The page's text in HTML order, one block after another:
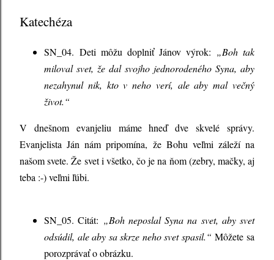
Katechéza
SN_04. Deti môžu doplniť Jánov výrok: „Boh tak
miloval svet, že dal svojho jednorodeného Syna, aby
nezahynul nik, kto v neho verí, ale aby mal večný
život.“
V dnešnom evanjeliu máme hneď dve skvelé správy.
Evanjelista Ján nám pripomína, že Bohu veľmi záleží na
našom svete. Že svet i všetko, čo je na ňom (zebry, mačky, aj
teba :-) veľmi ľúbi.
SN_05. Citát: „Boh neposlal Syna na svet, aby svet
odsúdil, ale aby sa skrze neho svet spasil.“ Môžete sa
porozprávať o obrázku.